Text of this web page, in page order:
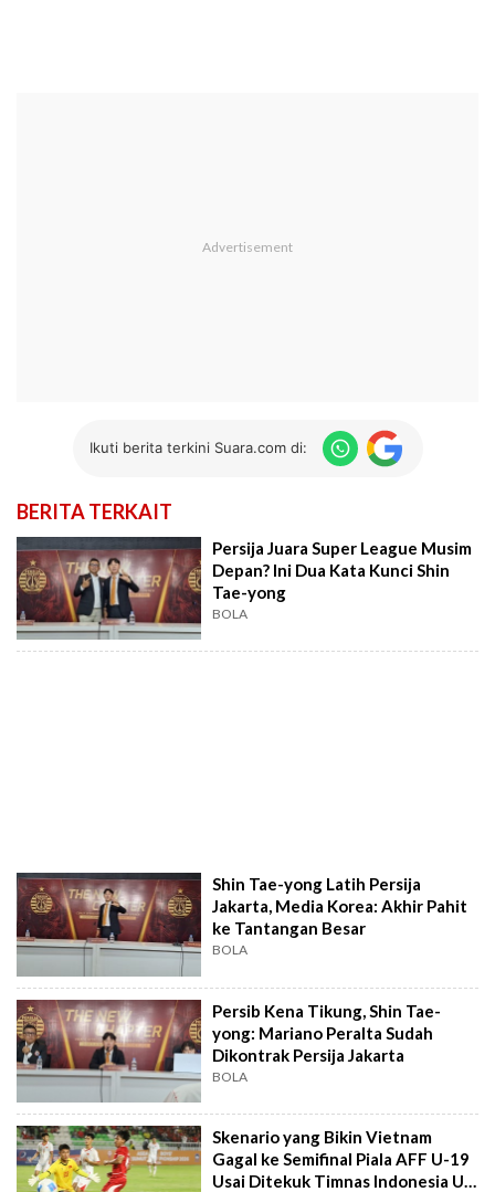
Ikuti berita terkini Suara.com di:
BERITA TERKAIT
Persija Juara Super League Musim
Depan? Ini Dua Kata Kunci Shin
Tae-yong
BOLA
Shin Tae-yong Latih Persija
Jakarta, Media Korea: Akhir Pahit
ke Tantangan Besar
BOLA
Persib Kena Tikung, Shin Tae-
yong: Mariano Peralta Sudah
Dikontrak Persija Jakarta
BOLA
Skenario yang Bikin Vietnam
Gagal ke Semifinal Piala AFF U-19
Usai Ditekuk Timnas Indonesia U-